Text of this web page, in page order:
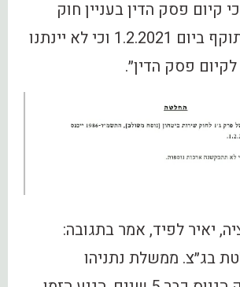
קיום פסק הדין בעניין חוק
הגיוס ייכנס לתוקף ביום 1.2.2021 וכי לא יינתנו
פסק הדין״.
יאיר לפיד, אמר בתגובה:
בג״צ. ממשלת נתניהו